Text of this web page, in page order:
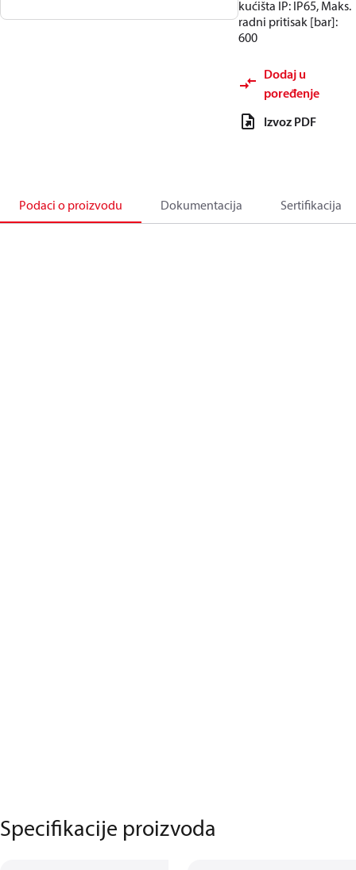
kućišta IP: IP65, Maks.
radni pritisak [bar]:
600
Dodaj u
poređenje
Izvoz PDF
Podaci o proizvodu Dokumentacija Sertifikacija
Specifikacije proizvoda